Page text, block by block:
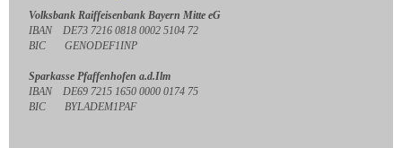
Volksbank Raiffeisenbank Bayern Mitte eG
IBAN DE73 7216 0818 0002 5104 72
BIC GENODEF1INP
Sparkasse Pfaffenhofen a.d.Ilm
IBAN DE69 7215 1650 0000 0174 75
BIC BYLADEM1PAF